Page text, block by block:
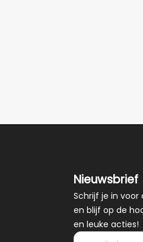
Nieuwsbrief
Schrijf je in voor
en blijf op de
en leuke acties!